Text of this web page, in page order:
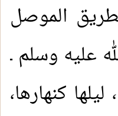
الموصل
عليه وسلم ـ
كنهارها،